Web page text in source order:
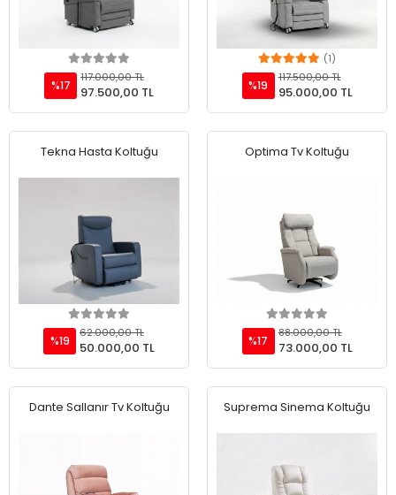
Add to cart
%17
117.000,00 TL
97.500,00 TL
Add to cart
(1)
%19
117.500,00 TL
95.000,00 TL
Tekna Hasta Koltuğu
Add to cart
%19
62.000,00 TL
50.000,00 TL
Optima Tv Koltuğu
Add to cart
%17
88.000,00 TL
73.000,00 TL
Dante Sallanır Tv Koltuğu Suprema Sinema Koltuğu